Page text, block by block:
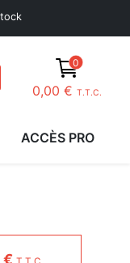
0
0,00 € T.T.C.
ACCÈS PRO
€